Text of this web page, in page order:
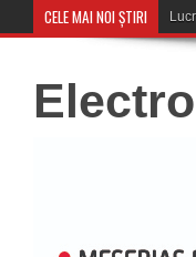
CELE MAI NOI ȘTIRI